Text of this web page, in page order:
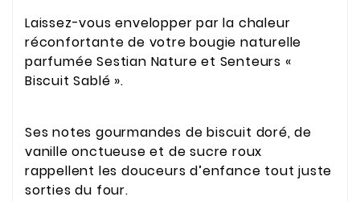
Laissez-vous envelopper par la chaleur
réconfortante de votre bougie naturelle
parfumée Sestian Nature et Senteurs «
Biscuit Sablé ».
Ses notes gourmandes de biscuit doré, de
vanille onctueuse et de sucre roux
rappellent les douceurs d’enfance tout juste
sorties du four.